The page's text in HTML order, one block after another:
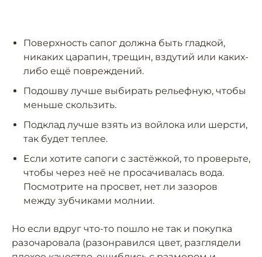
Поверхность сапог должна быть гладкой,
никаких царапин, трещин, вздутий или каких-
либо ещё повреждений.
Подошву лучше выбирать рельефную, чтобы
меньше скользить.
Подклад лучше взять из войлока или шерсти,
так будет теплее.
Если хотите сапоги с застёжкой, то проверьте,
чтобы через неё не просачивалась вода.
Посмотрите на просвет, нет ли зазоров
между зубчиками молнии.
Но если вдруг что-то пошло не так и покупка
разочаровала (разонравился цвет, разглядели